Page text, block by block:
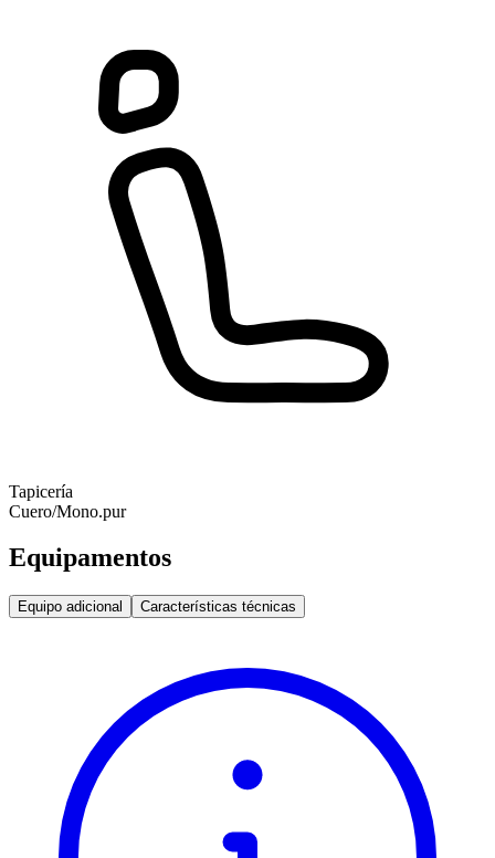
Tapicería
Cuero/Mono.pur
Equipamentos
Equipo adicional Características técnicas